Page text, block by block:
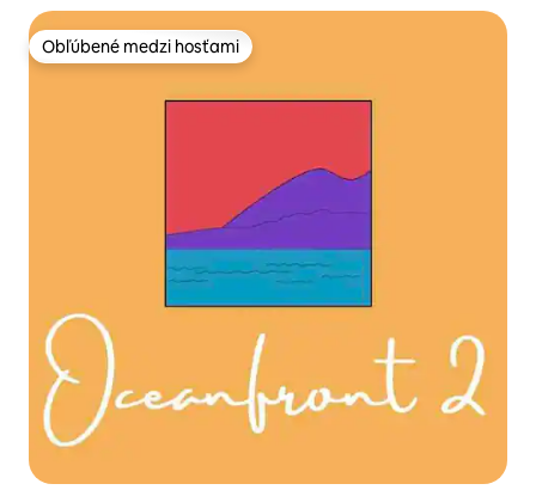
Obľúbené medzi hosťami
Obľúbené medzi hosťami